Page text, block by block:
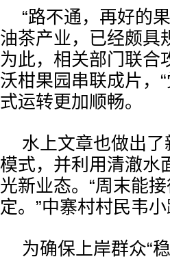
“路不通，再好的
油茶产业，已经颇具
为此，相关部门联合
沃柑果园串联成片，
式运转更加顺畅。
水上文章也做出了
模式，并利用清澈水
光新业态。“周末能
定。”中寨村村民韦小
为确保上岸群众“